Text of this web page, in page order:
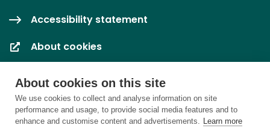
About cookies on this site
We use cookies to collect and analyse information on site
performance and usage, to provide social media features and to
enhance and customise content and advertisements. Learn more
Accessibility statement
About cookies